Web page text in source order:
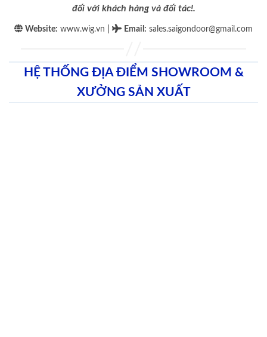
đối với khách hàng và đối tác!.
Website: www.wig.vn Email : sales.saigondoor@gmail.com
HỆ THỐNG ĐỊA ĐIỂM SHOWROOM &
XƯỞNG SẢN XUẤT